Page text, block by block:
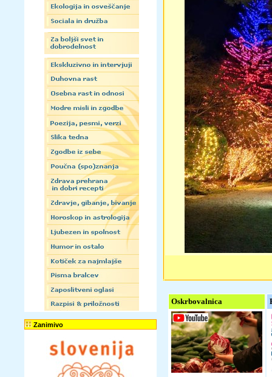
Zanimivo
Oskrbovalnica